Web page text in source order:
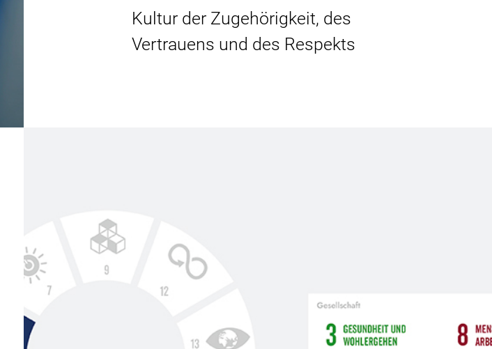
Kultur der Zugehörigkeit, des
Vertrauens und des Respekts